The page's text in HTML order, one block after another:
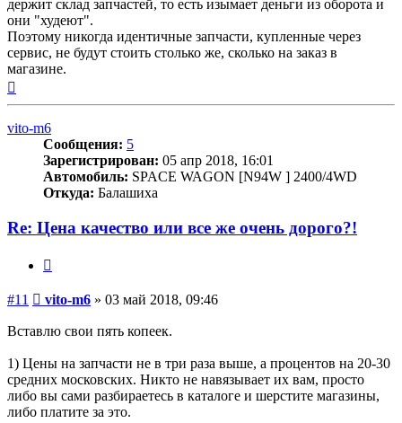
держит склад запчастей, то есть изымает деньги из оборота и
они "худеют".
Поэтому никогда идентичные запчасти, купленные через
сервис, не будут стоить столько же, сколько на заказ в
магазине.
vito-m6
Сообщения: 5
Зарегистрирован: 05 апр 2018, 16:01
Автомобиль: SPACE WAGON [N94W ] 2400/4WD
Откуда: Балашиха
Re: Цена качество или все же очень дорого?!
#11 Сообщение
vito-m6 » 03 май 2018, 09:46
Вставлю свои пять копеек.
1) Цены на запчасти не в три раза выше, а процентов на 20-30
средних московских. Никто не навязывает их вам, просто
либо вы сами разбираетесь в каталоге и шерстите магазины,
либо платите за это.